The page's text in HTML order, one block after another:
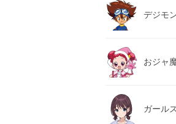
デジモ
おジャ
ガール